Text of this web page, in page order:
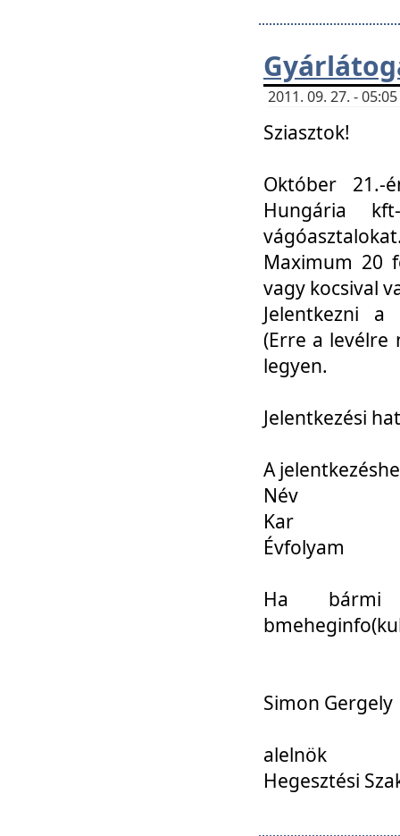
2011. 09. 27. -
Sziasztok!
Október 21.-
Hungária
Maximum 20
vagy kocsival
Jelentkezni a
(Erre a levélre
legyen.
Jelentkezési
A
Név
Kar
Évfolyam
Ha
Simon Gergely
alelnök
Hegesztési